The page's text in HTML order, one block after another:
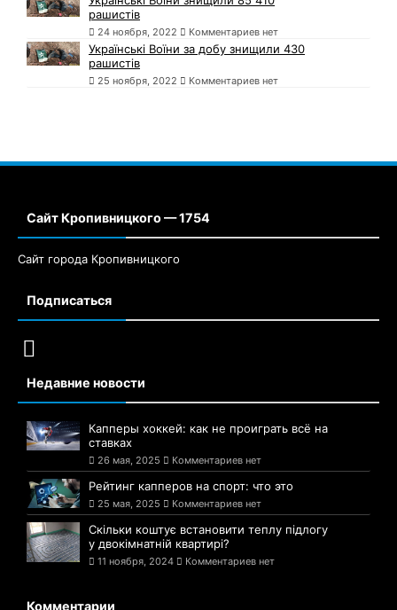
рашистів
24 ноября, 2022 Комментариев нет
Українські Воїни за добу знищили 430
рашистів
25 ноября, 2022 Комментариев нет
Сайт Кропивницкого — 1754
Сайт города Кропивницкого
Подписаться
Недавние новости
Капперы хоккей: как не проиграть всё на
ставках
26 мая, 2025 Комментариев нет
Рейтинг капперов на спорт: что это
25 мая, 2025 Комментариев нет
Скільки коштує встановити теплу підлогу
у двокімнатній квартирі?
11 ноября, 2024 Комментариев нет
Комментарии